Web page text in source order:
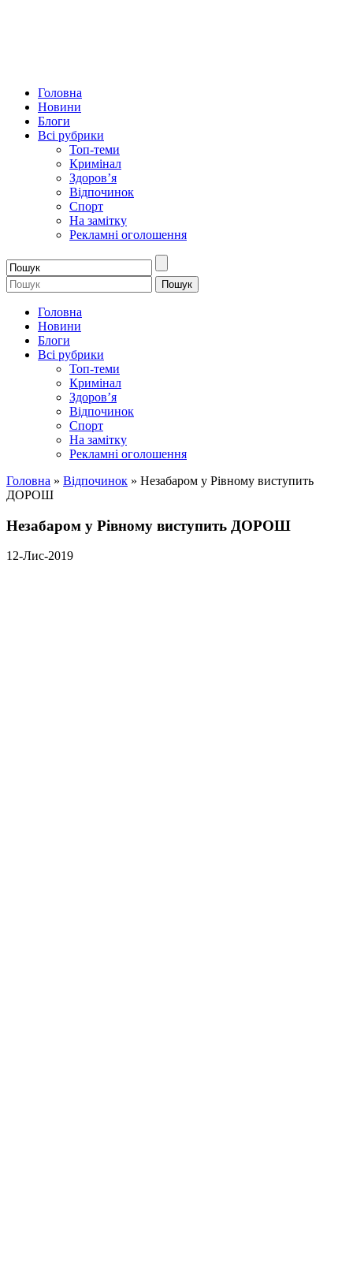
Головна
Новини
Блоги
Всі рубрики
Топ-теми
Кримінал
Здоров’я
Відпочинок
Спорт
На замітку
Рекламні оголошення
Головна
Новини
Блоги
Всі рубрики
Топ-теми
Кримінал
Здоров’я
Відпочинок
Спорт
На замітку
Рекламні оголошення
Головна » Відпочинок » Незабаром у Рівному виступить
ДОРОШ
Незабаром у Рівному виступить ДОРОШ
12-Лис-2019